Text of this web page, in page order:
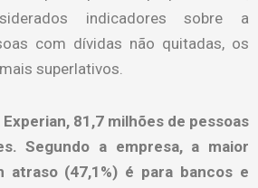
indicadores sobre a
com dívidas não quitadas, os
superlativos.
81,7 milhões de pessoas
Segundo a empresa, a maior
atraso (47,1%) é para bancos e